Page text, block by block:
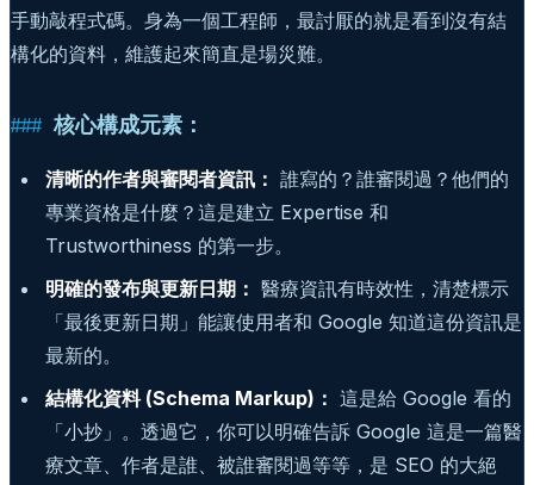
手動敲程式碼。身為一個工程師，最討厭的就是看到沒有結
構化的資料，維護起來簡直是場災難。
核心構成元素：
清晰的作者與審閱者資訊： 誰寫的？誰審閱過？他們的
專業資格是什麼？這是建立 Expertise 和
Trustworthiness 的第一步。
明確的發布與更新日期： 醫療資訊有時效性，清楚標示
「最後更新日期」能讓使用者和 Google 知道這份資訊是
最新的。
結構化資料 (Schema Markup)： 這是給 Google 看的
「小抄」。透過它，你可以明確告訴 Google 這是一篇醫
療文章、作者是誰、被誰審閱過等等，是 SEO 的大絕